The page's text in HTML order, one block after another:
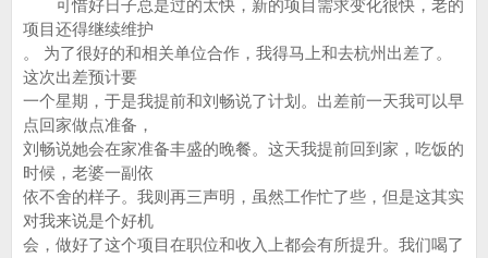
可惜好日子总是过的太快，新的项目需求变化很快，老的
项目还得继续维护
。 为了很好的和相关单位合作，我得马上和去杭州出差了。
这次出差预计要
一个星期，于是我提前和刘畅说了计划。出差前一天我可以早
点回家做点准备，
刘畅说她会在家准备丰盛的晚餐。这天我提前回到家，吃饭的
时候，老婆一副依
依不舍的样子。我则再三声明，虽然工作忙了些，但是这其实
对我来说是个好机
会，做好了这个项目在职位和收入上都会有所提升。我们喝了